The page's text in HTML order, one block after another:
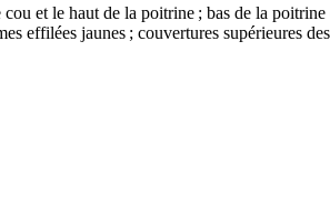
et le haut de la poitrine ; bas de la
effilées jaunes ; couvertures supérieures